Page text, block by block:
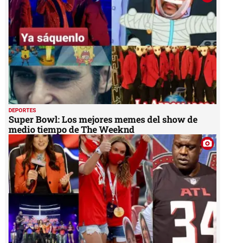
28
seconds
DEPORTES
Super Bowl: Los mejores memes del show de
medio tiempo de The Weeknd